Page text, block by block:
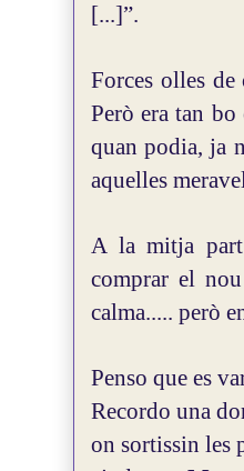
[...]”.
Forces olles
Però era tan
quan podia, ja
aquelles
A la mitja part
comprar el
calma..... però
Penso que es
Recordo una
on sortissin les